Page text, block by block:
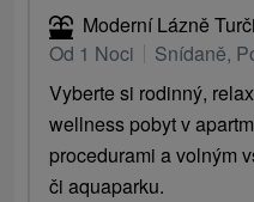
Moderní Lázně
Od 1 Noci
Snídaně,
Vyberte si rodinný,
wellness pobyt v
procedurami a volným
či aquaparku.